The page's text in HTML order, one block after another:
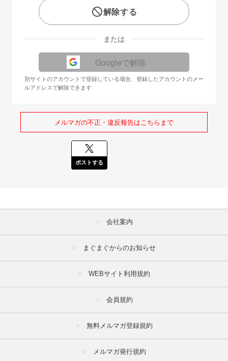
解除する
または
Googleで解除
別サイトのアカウントで登録している場合、登録したアカウントのメー
ルアドレスで解除できます
メルマガの不正・違反報告はこちらまで
ポストする
会社案内
まぐまぐからのお知らせ
WEBサイト利用規約
会員規約
無料メルマガ登録規約
メルマガ発行規約